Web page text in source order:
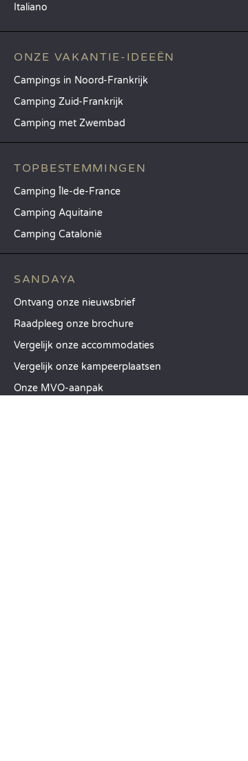
Italiano
ONZE VAKANTIE-IDEEËN
Campings in Noord-Frankrijk
Camping Zuid-Frankrijk
Camping met Zwembad
TOPBESTEMMINGEN
Camping Île-de-France
Camping Aquitaine
Camping Catalonië
SANDAYA
Ontvang onze nieuwsbrief
Raadpleeg onze brochure
Vergelijk onze accommodaties
Vergelijk onze kampeerplaatsen
Onze MVO-aanpak